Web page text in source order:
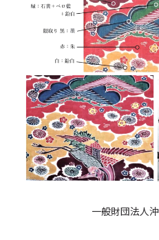
一般財団法人